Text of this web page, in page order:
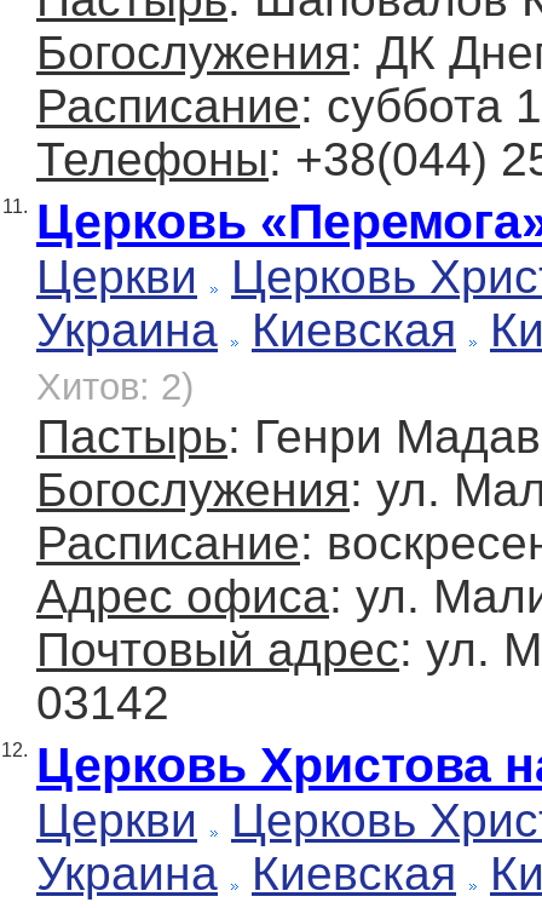
Богослужения: ДК
Расписание: суббота
Телефоны: +38(044)
11. Церковь
Церкви
Церковь
Украина
Киевская
Хитов: 2)
Пастырь: Генри
Богослужения: ул.
Расписание:
Адрес офиса: ул.
Почтовый адрес: ул.
03142
12. Церковь Христова
Церкви
Церковь
Украина
Киевская